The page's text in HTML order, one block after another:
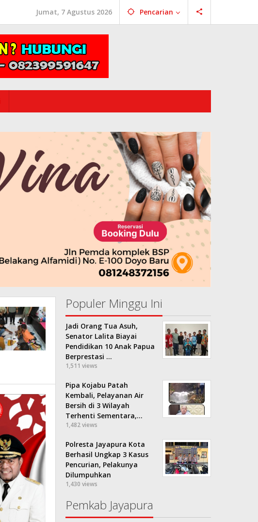
Jumat, 7 Agustus 2026 Pencarian
Populer Minggu Ini
Jadi Orang Tua Asuh,
Senator Lalita Biayai
Pendidikan 10 Anak Papua
Berprestasi …
1,511 views
Pipa Kojabu Patah
Kembali, Pelayanan Air
Bersih di 3 Wilayah
Terhenti Sementara,…
1,482 views
Polresta Jayapura Kota
Berhasil Ungkap 3 Kasus
Pencurian, Pelakunya
Dilumpuhkan
1,430 views
Pemkab Jayapura